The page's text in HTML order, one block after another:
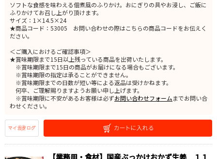
ソフトな食感を味わえる佃煮風のふりかけ。おにぎりの具やお浸し、ご飯に
ふりかけてお召し上がり頂けます。
サイズ：1×14.5×24
★商品コード：53005 お問い合わせの際はこちらの商品コードをお伝えく
ださい。
＜ご購入におけるご確認事項＞
★賞味期限まで15日以上残っている商品を出荷いたします。
※賞味期限まで15日の商品がお届けになる場合もございます。
※賞味期限の指定は承ることができません。
※賞味期限までの日数が短い等による返品は受けかねます。
何卒、ご理解賜りますようお願い申し上げます。
※賞味期限に不安があるお客様は必ずお問い合わせフォームまでお問い合
わせください。
【業務用・食材】国産ぶっかけおかず生姜 １１